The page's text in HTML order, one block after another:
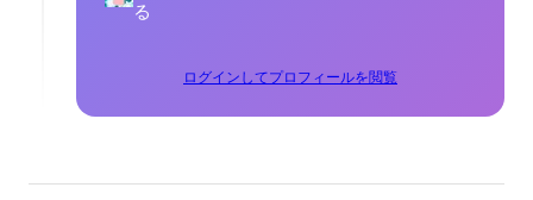
る
ログインしてプロフィールを閲覧